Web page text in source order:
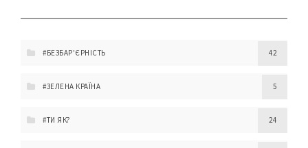
#БЕЗБАР'ЄРНІСТЬ 42
#ЗЕЛЕНА КРАЇНА 5
#ТИ ЯК? 24